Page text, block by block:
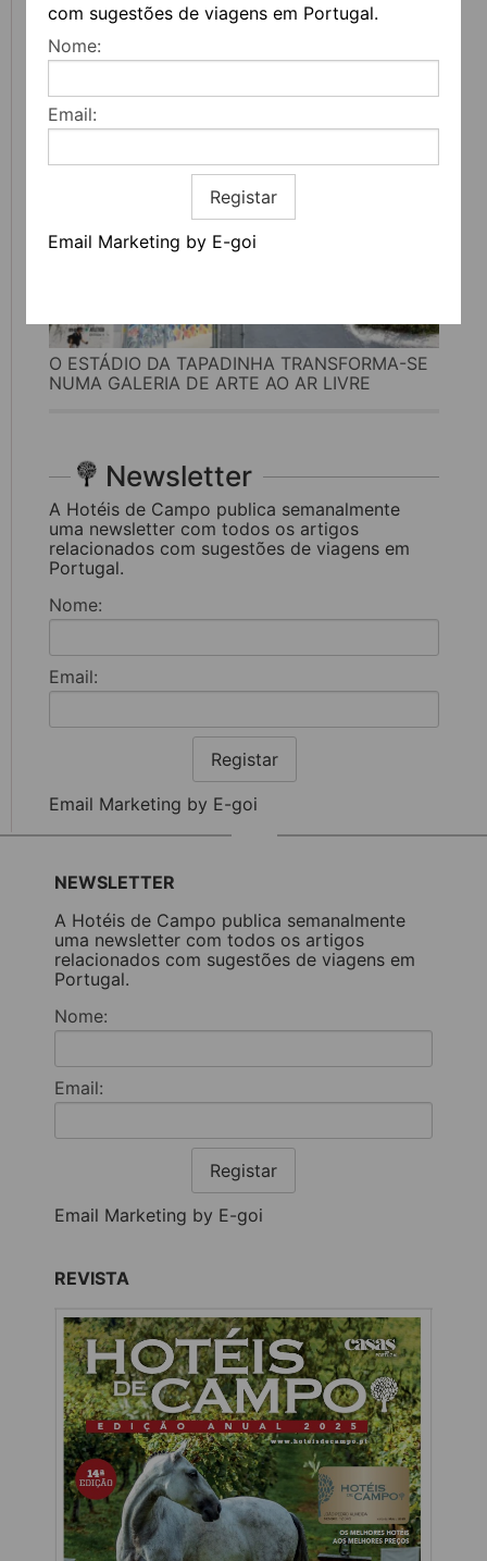
com sugestões de viagens em Portugal.
Nome:
Email:
Registar
Email Marketing by E-goi
UVVA REGRESSA A AMARANTE PARA
CELEBRAR O VINHO, A GASTRONOMIA E A
CULTURA
O ESTÁDIO DA TAPADINHA TRANSFORMA-SE
NUMA GALERIA DE ARTE AO AR LIVRE
Newsletter
A Hotéis de Campo publica semanalmente
uma newsletter com todos os artigos
relacionados com sugestões de viagens em
Portugal.
Nome:
Email:
Registar
Email Marketing by E-goi
NEWSLETTER
A Hotéis de Campo publica semanalmente
uma newsletter com todos os artigos
relacionados com sugestões de viagens em
Portugal.
Nome:
Email:
Registar
Email Marketing by E-goi
REVISTA